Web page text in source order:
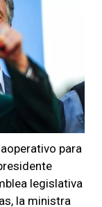
para
legislativa
la ministra